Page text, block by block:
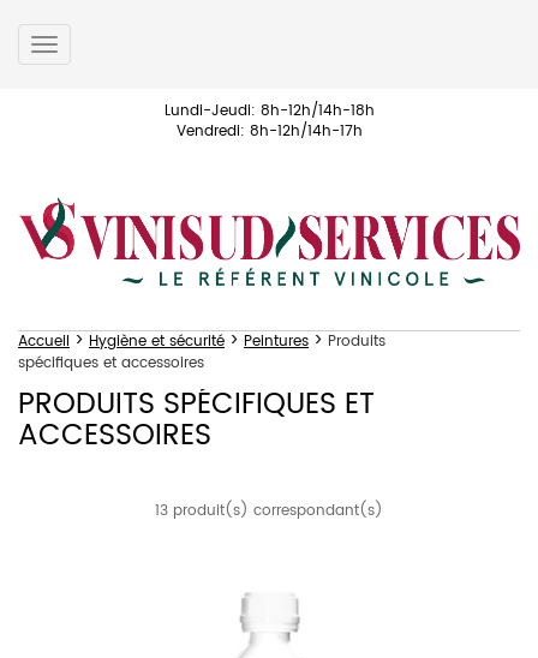
Toggle
navigation
Lundi-Jeudi: 8h-12h/14h-18h
Vendredi: 8h-12h/14h-17h
Accueil > Hygiène et sécurité > Peintures > Produits
spécifiques et accessoires
PRODUITS SPÉCIFIQUES ET
ACCESSOIRES
13 produit(s) correspondant(s)